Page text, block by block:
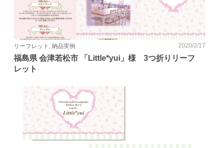
リーフレット, 納品実例 2020/2/17
福島県 会津若松市 「Little*yui」様 3つ折りリーフ
レット